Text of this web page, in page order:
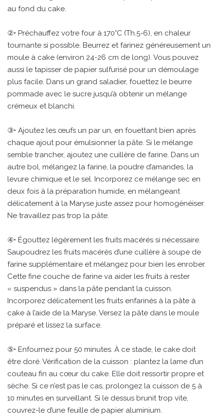
au fond du cake.
②• Préchauffez votre four à 170°C (Th.5-6), en chaleur
tournante si possible. Beurrez et farinez généreusement un
moule à cake (environ 24-26 cm de long). Vous pouvez
aussi le tapisser de papier sulfurisé pour un démoulage
plus facile. Dans un grand saladier, fouettez le beurre
pommade avec le sucre jusqu’à obtenir un mélange
crémeux et blanchi.
③• Ajoutez les œufs un par un, en fouettant bien après
chaque ajout pour émulsionner la pâte. Si le mélange
semble trancher, ajoutez une cuillère de farine. Dans un
autre bol, mélangez la farine, la poudre d’amandes, la
levure chimique et le sel. Incorporez ce mélange sec en
deux fois à la préparation humide, en mélangeant
délicatement à la Maryse juste assez pour homogénéiser.
Ne travaillez pas trop la pâte.
④• Égouttez légèrement les fruits macérés si nécessaire.
Saupoudrez les fruits macérés d’une cuillère à soupe de
farine supplémentaire et mélangez pour bien les enrober.
Cette fine couche de farine va aider les fruits à rester
« suspendus » dans la pâte pendant la cuisson.
Incorporez délicatement les fruits enfarinés à la pâte à
cake à l’aide de la Maryse. Versez la pâte dans le moule
préparé et lissez la surface.
⑤• Enfournez pour 50 minutes. À ce stade, le cake doit
être doré. Vérification de la cuisson : plantez la lame d’un
couteau fin au cœur du cake. Elle doit ressortir propre et
sèche. Si ce n’est pas le cas, prolongez la cuisson de 5 à
10 minutes en surveillant. Si le dessus brunit trop vite,
couvrez-le d’une feuille de papier aluminium.